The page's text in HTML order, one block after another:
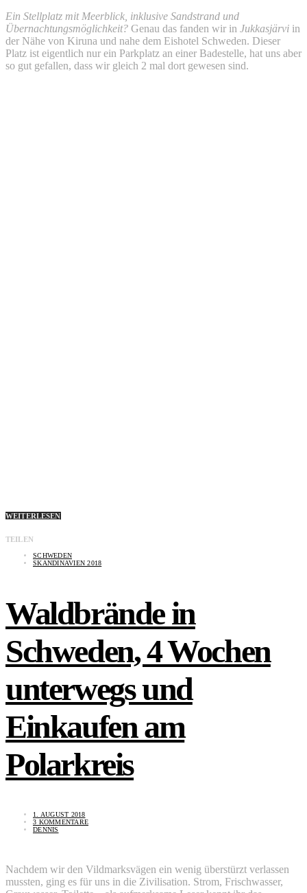
Ein Stellplatz mit Meerblick, inklusive Sandstrand und
Übernachtungsmöglichkeit? Genau das fanden wir in Jukkasjärvi in
der Nähe von Kiruna und nahe dem Eishotel Schweden. Dieser
Platz ist eigentlich nur ein Parkplatz an einer Badestelle, hat uns aber
so gut gefallen, dass wir gleich 2 mal dort gewesen sind.
WEITERLESEN
TEILEN
SCHWEDEN
SKANDINAVIEN 2018
Waldbrände in
Schweden, 4 Wochen
unterwegs und
Einkaufen am
Polarkreis
1. AUGUST 2018
3 KOMMENTARE
DENNIS
Nachdem wir den Vildmarksvägen ein wenig überstürzt verlassen
mussten, ging es für uns in die Zivilisation. Strom, Frischwasser,